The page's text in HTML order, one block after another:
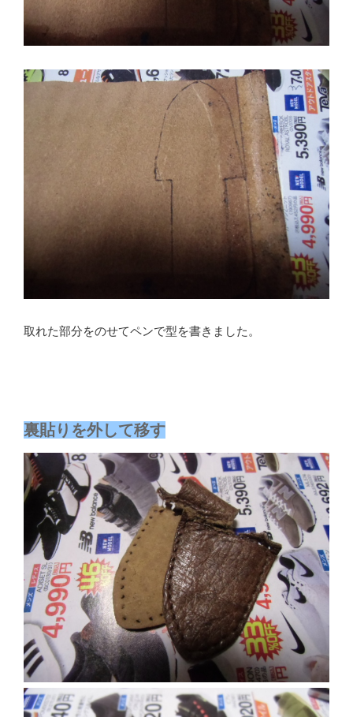
取れた部分をのせてペンで型を書きました。
裏貼りを外して移す